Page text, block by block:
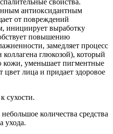
антиоксидантным
от повреждений
инициирует выработку
повышению
замедляет процесс
глюкозой), который
кожи, уменьшает пигментные
цвет лица и придает здоровое
сухости.
количества средства
ухода.